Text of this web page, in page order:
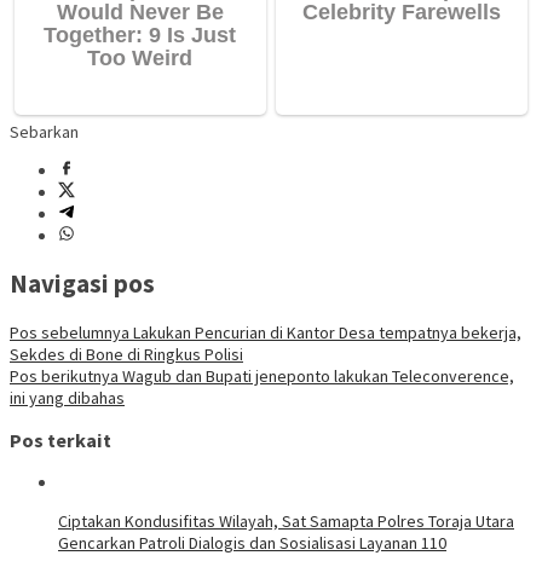
Sebarkan
Navigasi pos
Pos sebelumnya Lakukan Pencurian di Kantor Desa tempatnya bekerja,
Sekdes di Bone di Ringkus Polisi
Pos berikutnya Wagub dan Bupati jeneponto lakukan Teleconverence,
ini yang dibahas
Pos terkait
Ciptakan Kondusifitas Wilayah, Sat Samapta Polres Toraja Utara
Gencarkan Patroli Dialogis dan Sosialisasi Layanan 110